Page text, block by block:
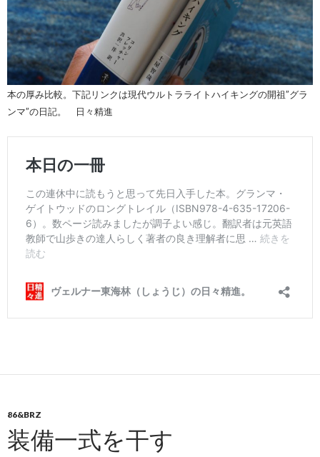
本の厚み比較。下記リンクは現代ウルトラライトハイキングの開祖”グラ
ンマ”の日記。 日々精進
86&BRZ
装備一式を干す